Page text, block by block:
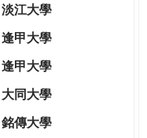
淡江大學
逢甲大學
逢甲大學
大同大學
銘傳大學